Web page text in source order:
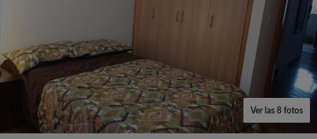
Ver las 8 fotos